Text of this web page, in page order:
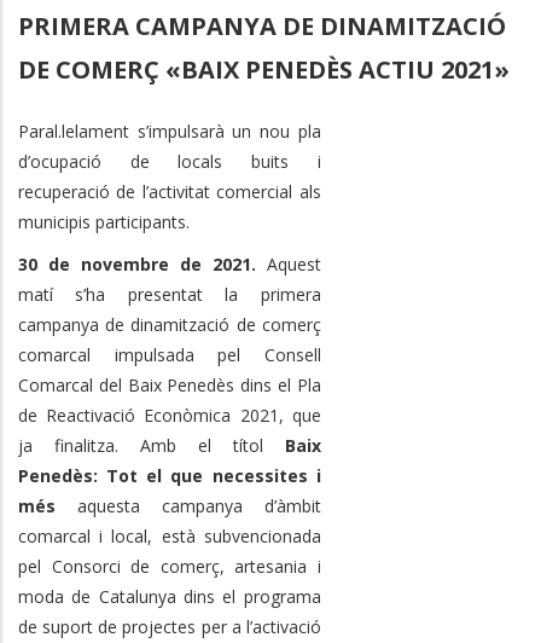
PRIMERA CAMPANYA DE DINAMITZACIÓ
DE COMERÇ «BAIX PENEDÈS ACTIU 2021»
Paral.lelament s’impulsarà un nou pla
d’ocupació de locals buits i
recuperació de l’activitat comercial als
municipis participants.
30 de novembre de 2021. Aquest
matí s’ha presentat la primera
campanya de dinamització de comerç
comarcal impulsada pel Consell
Comarcal del Baix Penedès dins el Pla
de Reactivació Econòmica 2021, que
ja finalitza. Amb el títol Baix
Penedès: Tot el que necessites i
més aquesta campanya d’àmbit
comarcal i local, està subvencionada
pel Consorci de comerç, artesania i
moda de Catalunya dins el programa
de suport de projectes per a l’activació